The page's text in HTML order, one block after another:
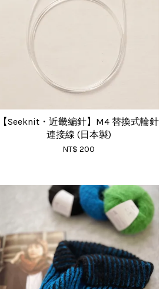
【Seeknit・近畿編針】M4 替換式輪針
連接線 (日本製)
NT$ 200